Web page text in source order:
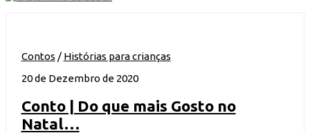
Contos / Histórias para crianças
20 de Dezembro de 2020
Conto | Do que mais Gosto no
Natal…